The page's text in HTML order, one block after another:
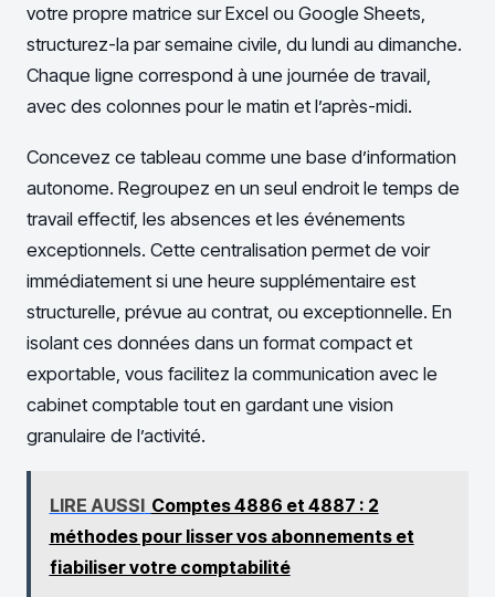
votre propre matrice sur Excel ou Google Sheets,
structurez-la par semaine civile, du lundi au dimanche.
Chaque ligne correspond à une journée de travail,
avec des colonnes pour le matin et l’après-midi.
Concevez ce tableau comme une base d’information
autonome. Regroupez en un seul endroit le temps de
travail effectif, les absences et les événements
exceptionnels. Cette centralisation permet de voir
immédiatement si une heure supplémentaire est
structurelle, prévue au contrat, ou exceptionnelle. En
isolant ces données dans un format compact et
exportable, vous facilitez la communication avec le
cabinet comptable tout en gardant une vision
granulaire de l’activité.
LIRE AUSSI Comptes 4886 et 4887 : 2
méthodes pour lisser vos abonnements et
fiabiliser votre comptabilité